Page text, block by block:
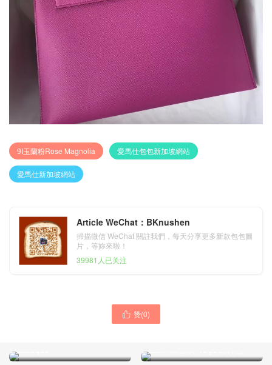
9I玉蘭粉Rose Magnolia 愛馬仕包包新加坡網站
愛馬仕新加坡網站
Article WeChat：BKnushen
掃描微信 WeChat 關註我們，每天分享更多新款包包圖
片，等妳來啦！
39981人已关注
 赞(0)
新加坡買愛馬仕包包